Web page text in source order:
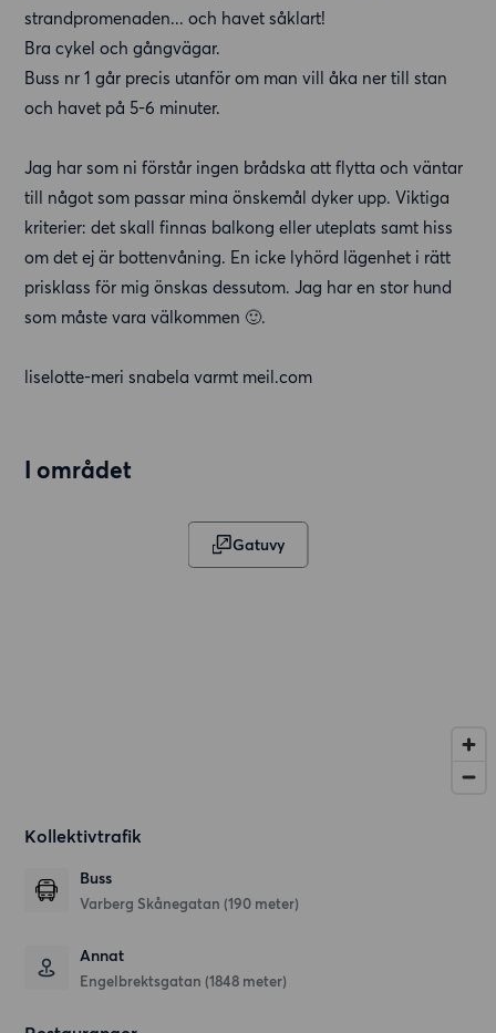
strandpromenaden... och havet såklart!
Bra cykel och gångvägar.
Buss nr 1 går precis utanför om man vill åka ner till stan
och havet på 5-6 minuter.
Jag har som ni förstår ingen brådska att flytta och väntar
till något som passar mina önskemål dyker upp. Viktiga
kriterier: det skall finnas balkong eller uteplats samt hiss
om det ej är bottenvåning. En icke lyhörd lägenhet i rätt
prisklass för mig önskas dessutom. Jag har en stor hund
som måste vara välkommen 🙂.
liselotte-meri snabela varmt meil.com
I området
Gatuvy
Kollektivtrafik
Buss
Varberg Skånegatan (190 meter)
Annat
Engelbrektsgatan (1848 meter)